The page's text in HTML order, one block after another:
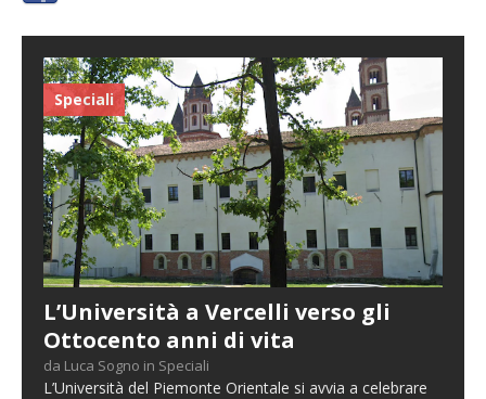
Speciali
L’Università a Vercelli verso gli
Ottocento anni di vita
da Luca Sogno in Speciali
L’Università del Piemonte Orientale si avvia a celebrare